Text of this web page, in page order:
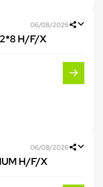
06/08/2026
H/F/X
06/08/2026
H/F/X